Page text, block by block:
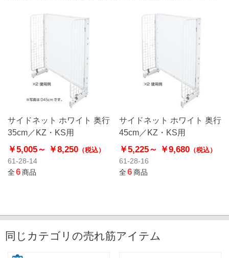
サイドネット ホワイト 奥行
35cm／KZ・KS用
￥5,005～ ￥8,250 （税込）
61-28-14
全6商品
サイドネット ホワイト 奥行
45cm／KZ・KS用
￥5,225～ ￥9,680（税込）
61-28-16
全6商品
同じカテゴリの売れ筋アイテム